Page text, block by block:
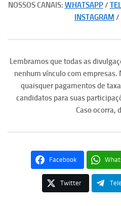
NOSSOS CANAIS: WHATSAPP/
INSTAGRAM /
Lembramos que todas as
nenhum vínculo com
quaisquer pagamentos de
candidatos para suas
Caso ocorra,
Facebook
Twitter